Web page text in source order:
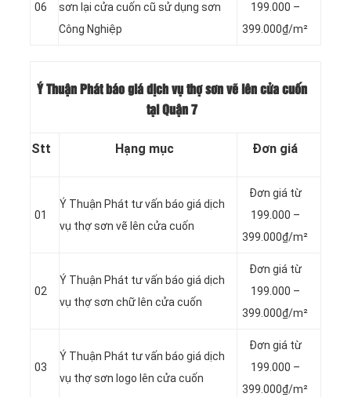
06
sơn lại cửa cuốn cũ sử dụng sơn
Công Nghiệp
199.000 –
399.000₫/m²
Ý Thuận Phát báo giá dịch vụ thợ sơn vẽ lên cửa cuốn
tại Quận 7
Stt Hạng mục Đơn giá
01
Ý Thuận Phát tư vấn báo giá dịch
vụ thợ sơn vẽ lên cửa cuốn
Đơn giá từ
199.000 –
399.000₫/m²
02
Ý Thuận Phát tư vấn báo giá dịch
vụ thợ sơn chữ lên cửa cuốn
Đơn giá từ
199.000 –
399.000₫/m²
03
Ý Thuận Phát tư vấn báo giá dịch
vụ thợ sơn logo lên cửa cuốn
Đơn giá từ
199.000 –
399.000₫/m²